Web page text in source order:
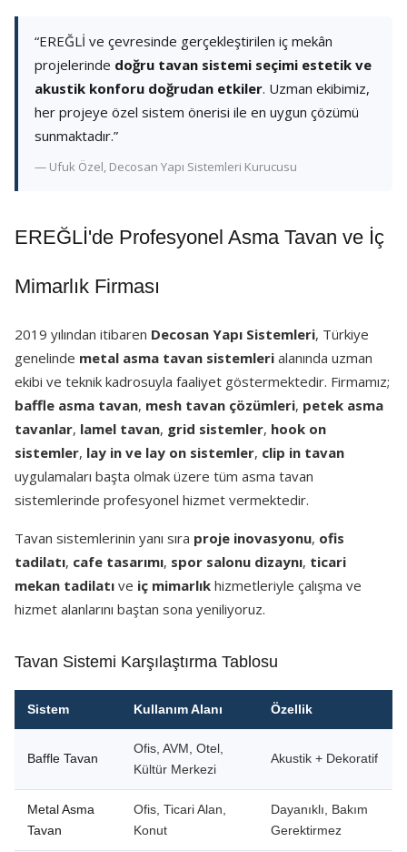
“EREĞLİ ve çevresinde gerçekleştirilen iç mekân
projelerinde doğru tavan sistemi seçimi estetik ve
akustik konforu doğrudan etkiler. Uzman ekibimiz,
her projeye özel sistem önerisi ile en uygun çözümü
sunmaktadır.”
— Ufuk Özel, Decosan Yapı Sistemleri Kurucusu
EREĞLİ'de Profesyonel Asma Tavan ve İç
Mimarlık Firması
2019 yılından itibaren Decosan Yapı Sistemleri, Türkiye
genelinde metal asma tavan sistemleri alanında uzman
ekibi ve teknik kadrosuyla faaliyet göstermektedir. Firmamız;
baffle asma tavan, mesh tavan çözümleri, petek asma
tavanlar, lamel tavan, grid sistemler, hook on
sistemler, lay in ve lay on sistemler, clip in tavan
uygulamaları başta olmak üzere tüm asma tavan
sistemlerinde profesyonel hizmet vermektedir.
Tavan sistemlerinin yanı sıra proje inovasyonu, ofis
tadilatı, cafe tasarımı, spor salonu dizaynı, ticari
mekan tadilatı ve iç mimarlık hizmetleriyle çalışma ve
hizmet alanlarını baştan sona yeniliyoruz.
Tavan Sistemi Karşılaştırma Tablosu
Sistem Kullanım Alanı Özellik
Baffle Tavan
Ofis, AVM, Otel,
Kültür Merkezi
Akustik + Dekoratif
Metal Asma
Tavan
Ofis, Ticari Alan,
Konut
Dayanıklı, Bakım
Gerektirmez